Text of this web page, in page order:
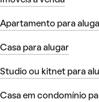
Apartamento para
Casa para alugar
Studio ou kitnet para
Casa em condomínio